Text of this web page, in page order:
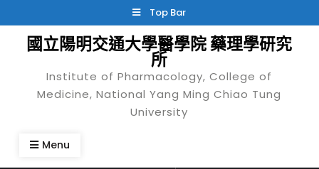
to
content
Top Bar
國立陽明交通大學醫學院 藥理學研究
所
Institute of Pharmacology, College of
Medicine, National Yang Ming Chiao Tung
University
Menu